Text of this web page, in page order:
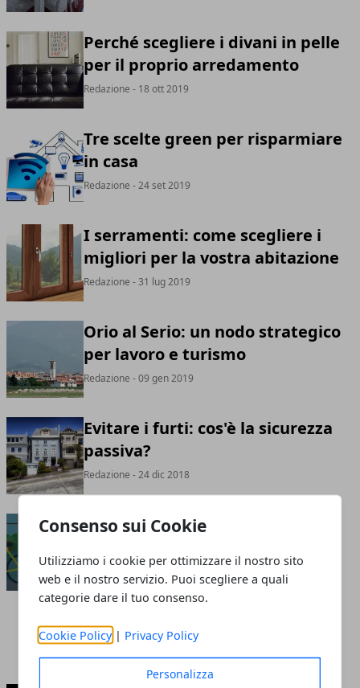
Consenso sui Cookie
Utilizziamo i cookie per ottimizzare il nostro sito
web e il nostro servizio. Puoi scegliere a quali
categorie dare il tuo consenso.
Cookie Policy | Privacy Policy
Personalizza
Perché scegliere i divani in pelle
per il proprio arredamento
Redazione - 18 ott 2019
Tre scelte green per risparmiare
in casa
Redazione - 24 set 2019
I serramenti: come scegliere i
migliori per la vostra abitazione
Redazione - 31 lug 2019
Orio al Serio: un nodo strategico
per lavoro e turismo
Redazione - 09 gen 2019
Evitare i furti: cos'è la sicurezza
passiva?
Redazione - 24 dic 2018
Porte blindate e sistemi di
della casa
Redazione - 24 dic 2018